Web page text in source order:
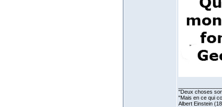
''Deux choses
"Mais en ce qui
Albert Einstein